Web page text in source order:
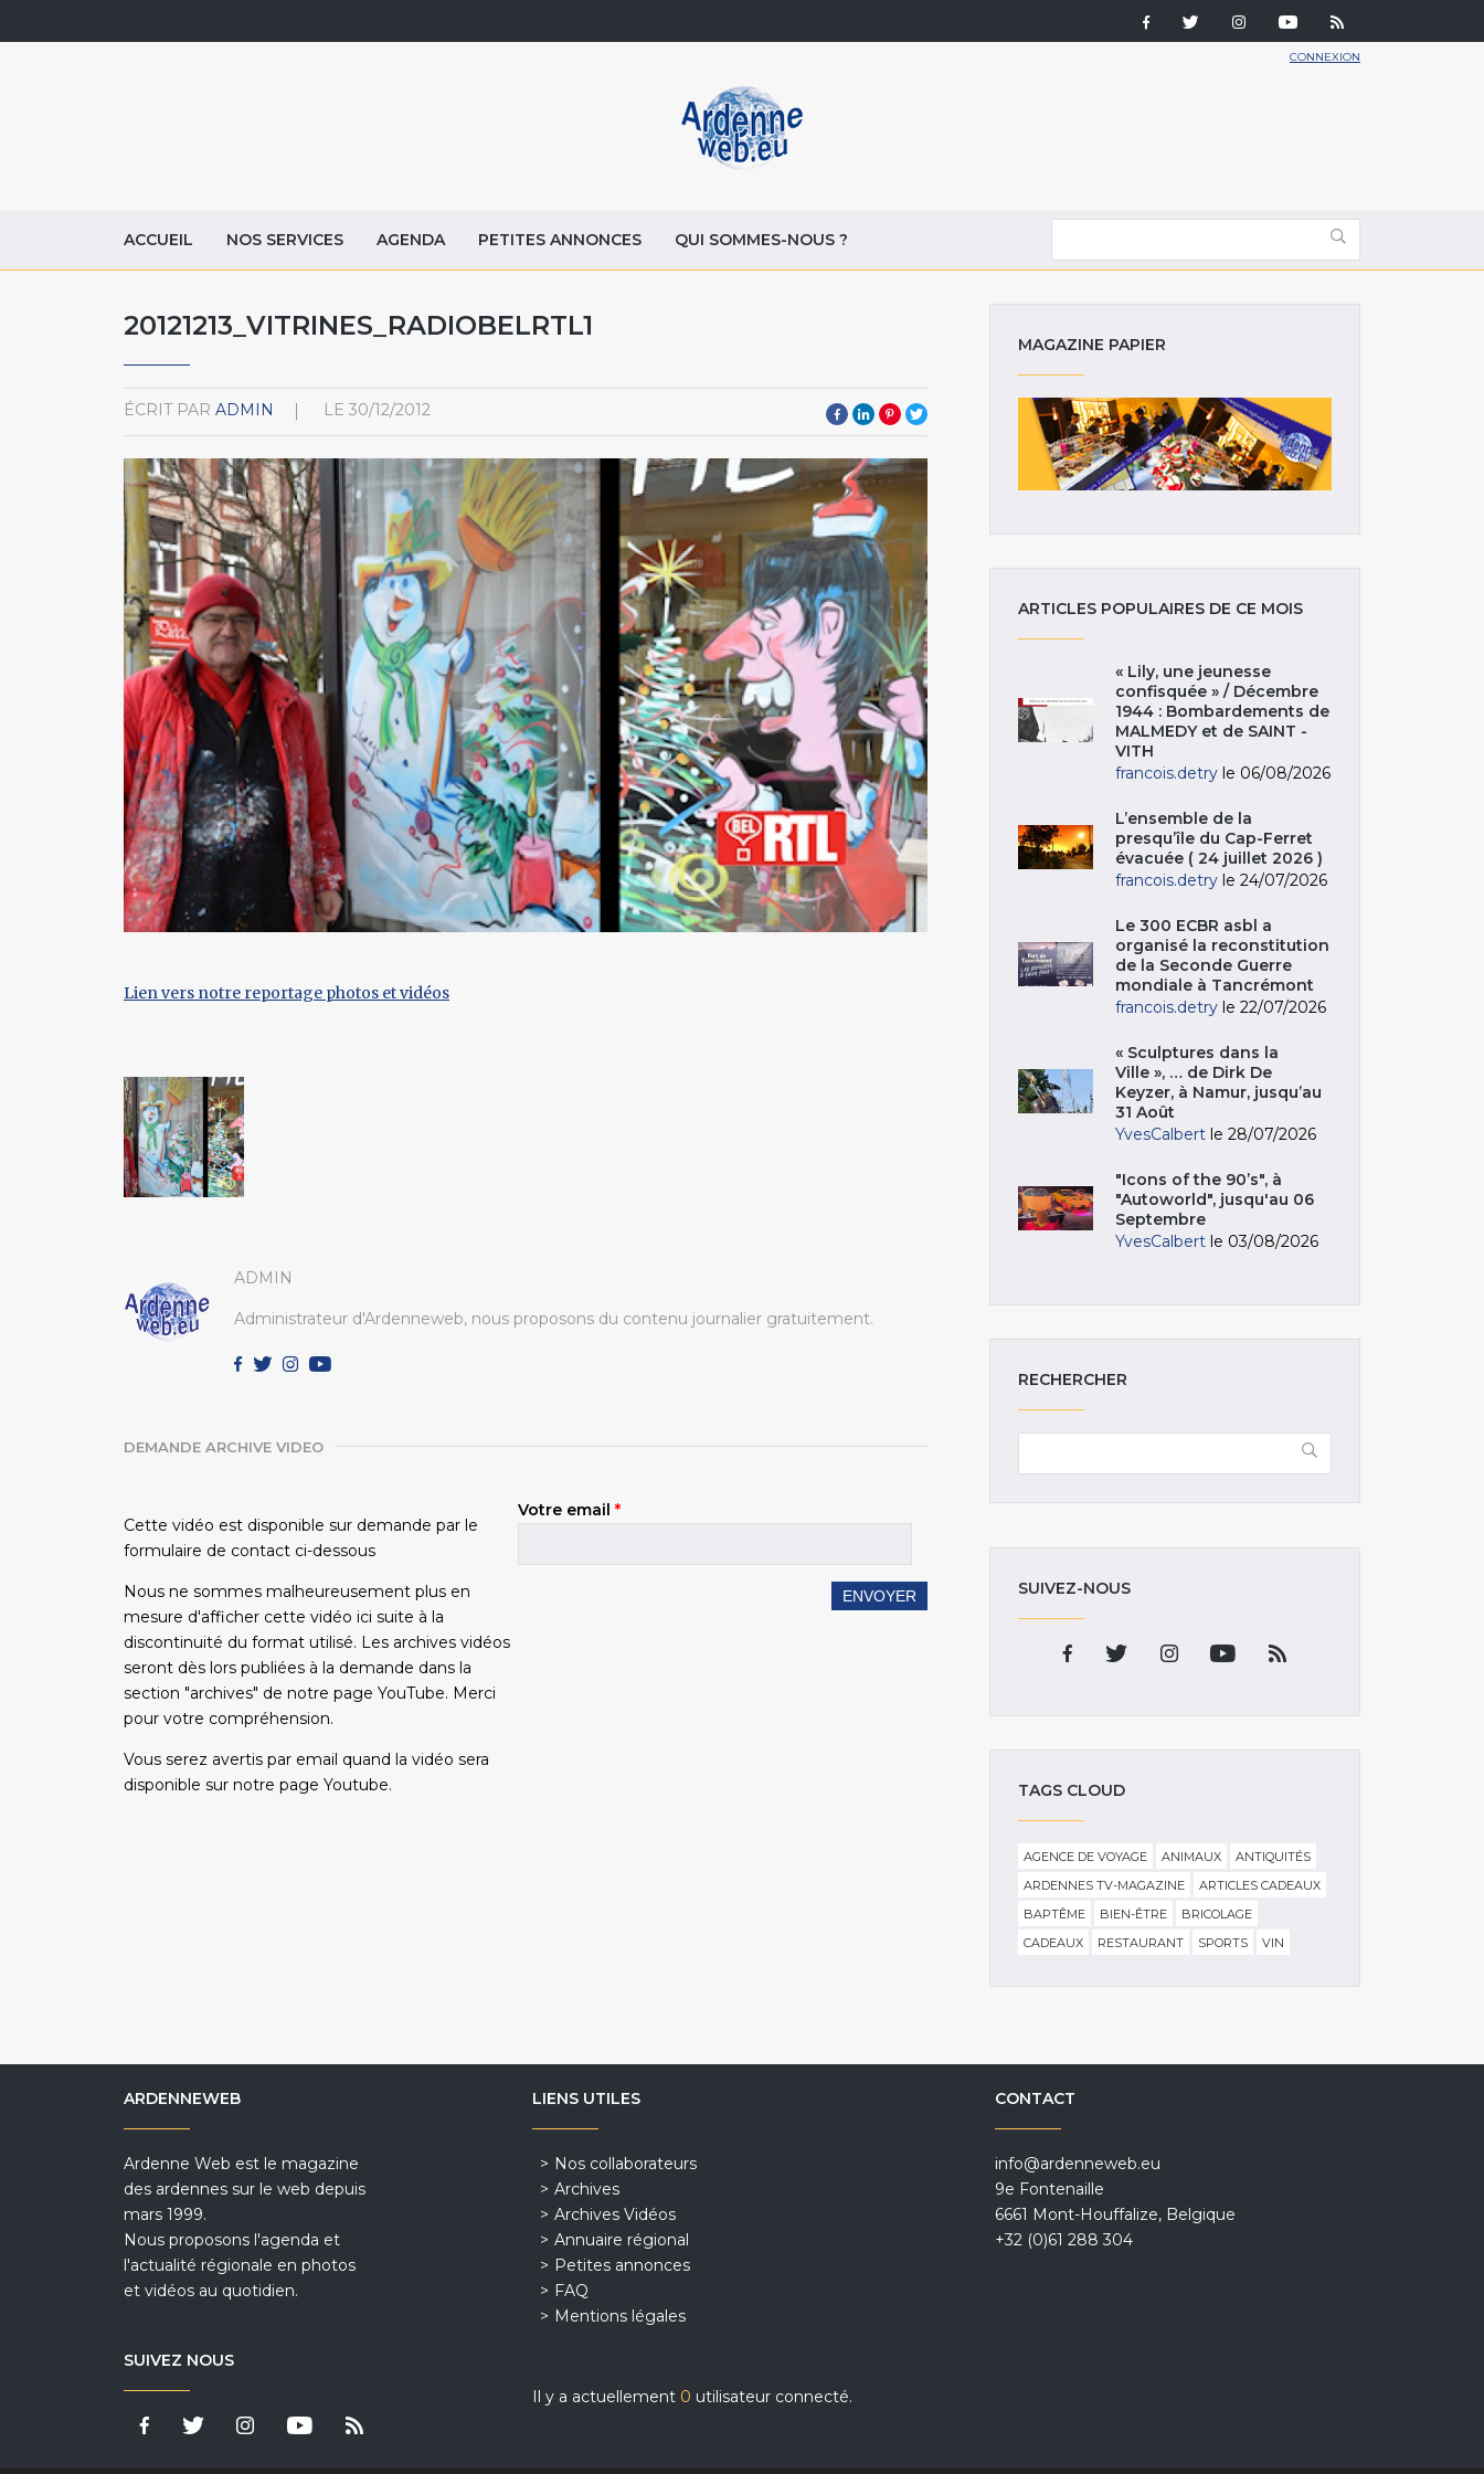
CONNEXION
ACCUEIL NOS SERVICES AGENDA PETITES ANNONCES QUI SOMMES-NOUS ?
20121213_VITRINES_RADIOBELRTL1
ÉCRIT PAR ADMIN LE 30/12/2012
Lien vers notre reportage photos et vidéos
ADMIN
Administrateur d'Ardenneweb, nous proposons du contenu journalier gratuitement.
DEMANDE ARCHIVE VIDEO
Cette vidéo est disponible sur demande par le
formulaire de contact ci-dessous
Nous ne sommes malheureusement plus en
mesure d'afficher cette vidéo ici suite à la
discontinuité du format utilisé. Les archives vidéos
seront dès lors publiées à la demande dans la
section "archives" de notre page YouTube. Merci
pour votre compréhension.
Vous serez avertis par email quand la vidéo sera
disponible sur notre page Youtube.
Votre email *
MAGAZINE PAPIER
ARTICLES POPULAIRES DE CE MOIS
« Lily, une jeunesse
confisquée » / Décembre
1944 : Bombardements de
MALMEDY et de SAINT -
VITH
francois.detry le 06/08/2026
L’ensemble de la
presqu’île du Cap-Ferret
évacuée ( 24 juillet 2026 )
francois.detry le 24/07/2026
Le 300 ECBR asbl a
organisé la reconstitution
de la Seconde Guerre
mondiale à Tancrémont
francois.detry le 22/07/2026
« Sculptures dans la
Ville », … de Dirk De
Keyzer, à Namur, jusqu’au
31 Août
YvesCalbert le 28/07/2026
"Icons of the 90’s", à
"Autoworld", jusqu'au 06
Septembre
YvesCalbert le 03/08/2026
RECHERCHER
SUIVEZ-NOUS
TAGS CLOUD
AGENCE DE VOYAGE ANIMAUX
ANTIQUITÉS
ARDENNES TV-MAGAZINE
ARTICLES CADEAUX
BAPTÊME
BIEN-ÊTRE
BRICOLAGE
CADEAUX
RESTAURANT SPORTS VIN
ARDENNEWEB
Ardenne Web est le magazine
des ardennes sur le web depuis
mars 1999.
Nous proposons l'agenda et
l'actualité régionale en photos
et vidéos au quotidien.
SUIVEZ NOUS
LIENS UTILES
Nos collaborateurs
Archives
Archives Vidéos
Annuaire régional
Petites annonces
FAQ
Mentions légales
Il y a actuellement 0 utilisateur connecté.
CONTACT
info@ardenneweb.eu
9e Fontenaille
6661 Mont-Houffalize, Belgique
+32 (0)61 288 304